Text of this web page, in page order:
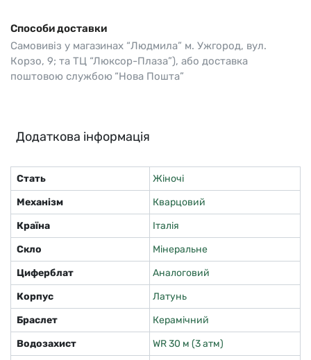
Способи доставки
Самовивіз у магазинах “Людмила” м. Ужгород, вул.
Корзо, 9; та ТЦ “Люксор-Плаза”), або доставка
поштовою службою “Нова Пошта”
Додаткова інформація
Стать
Жіночі
Механізм
Кварцовий
Країна
Італія
Скло
Мінеральне
Циферблат
Аналоговий
Корпус
Латунь
Браслет
Керамічний
Водозахист
WR 30 м (3 атм)